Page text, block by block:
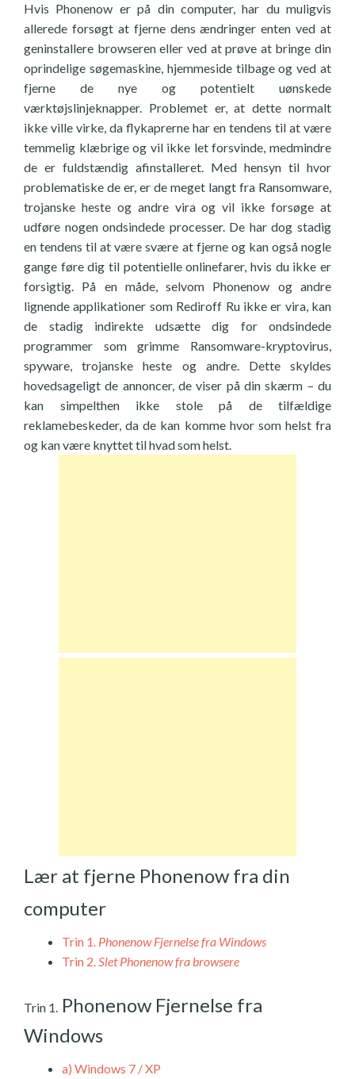
Hvis Phonenow er på din computer, har du muligvis
allerede forsøgt at fjerne dens ændringer enten ved at
geninstallere browseren eller ved at prøve at bringe din
oprindelige søgemaskine, hjemmeside tilbage og ved at
fjerne de nye og potentielt uønskede
værktøjslinjeknapper. Problemet er, at dette normalt
ikke ville virke, da flykaprerne har en tendens til at være
temmelig klæbrige og vil ikke let forsvinde, medmindre
de er fuldstændig afinstalleret. Med hensyn til hvor
problematiske de er, er de meget langt fra Ransomware,
trojanske heste og andre vira og vil ikke forsøge at
udføre nogen ondsindede processer. De har dog stadig
en tendens til at være svære at fjerne og kan også nogle
gange føre dig til potentielle onlinefarer, hvis du ikke er
forsigtig. På en måde, selvom Phonenow og andre
lignende applikationer som Rediroff Ru ikke er vira, kan
de stadig indirekte udsætte dig for ondsindede
programmer som grimme Ransomware-kryptovirus,
spyware, trojanske heste og andre. Dette skyldes
hovedsageligt de annoncer, de viser på din skærm – du
kan simpelthen ikke stole på de tilfældige
reklamebeskeder, da de kan komme hvor som helst fra
og kan være knyttet til hvad som helst.
Lær at fjerne Phonenow fra din
computer
Trin 1. Phonenow Fjernelse fra Windows
Trin 2.Slet Phonenow fra browsere
Trin 1. Phonenow Fjernelse fra
Windows
a) Windows 7 / XP